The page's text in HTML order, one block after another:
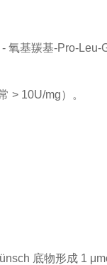
基羰基-Pro-Leu-
> 10U/mg）。
底物形成 1